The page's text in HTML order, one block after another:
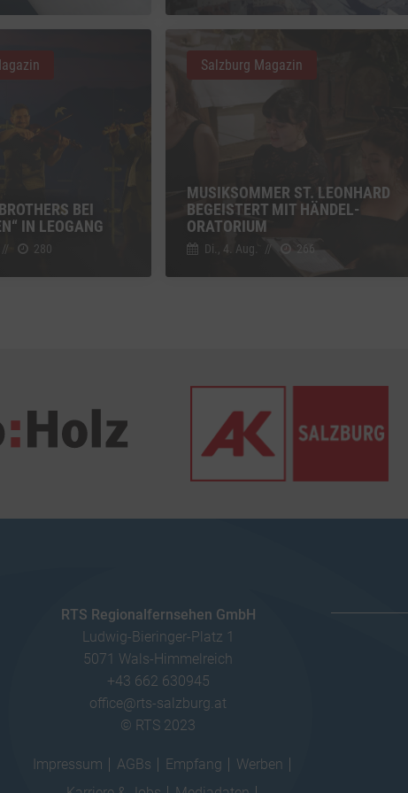
BEI
IN LEOGANG
// 280
MUSIKSOMMER ST. LEONHARD
BEGEISTERT MIT HÄNDEL-
ORATORIUM
Di., 4. Aug. // 266
Salzburg Magazin
RTS Regionalfernsehen GmbH
Ludwig-Bieringer-Platz 1
5071 Wals-Himmelreich
+43 662 630945
office@rts-salzburg.at
© RTS 2023
Impressum AGBs Empfang
Werben
zu Vimeo